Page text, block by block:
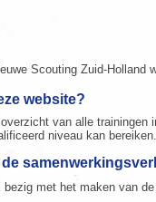
Scouting Zuid-Holland
website?
van alle
niveau kan bereiken.
met het maken van